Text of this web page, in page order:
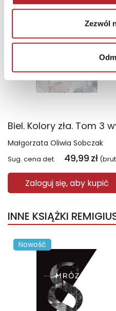
Zezwól
Wyłączność
Małgorzata Oliwia Sobczak
Sug. cena det. 49,99 zł
Zaloguj się, aby kupić
INNE KSIĄŻKI
Nowość